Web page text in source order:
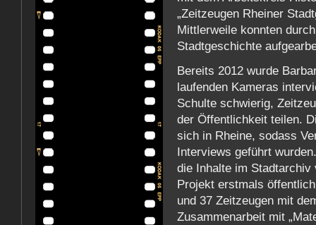
„Zeitzeugen Rheiner
Mittlerweile konnten
Stadtgeschichte
Bereits 2012 wurde
laufenden Kameras
Schulte schwierig,
der Öffentlichkeit teilen.
sich in Rheine, sodass
Interviews geführt
die Inhalte im Stadtarchiv
Projekt erstmals
und 37 Zeitzeugen mit
Zusammenarbeit mit